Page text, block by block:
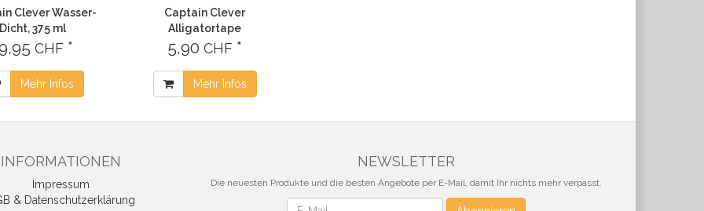
Clever Wasser-
Dicht, 375 ml
CHF *
Mehr Infos
Captain Clever
Alligatortape
Gewebeband, grau, 10m x
50 mm
5,90CHF *
Mehr Infos
INFORMATIONEN
Impressum
& Datenschutzerklärung
NEWSLETTER
Die neuesten Produkte und die besten Angebote per E-Mail, damit Ihr nichts mehr verpasst.
Newsletter